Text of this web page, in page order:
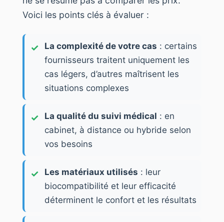
Voici les points clés à évaluer :
La complexité de votre cas : certains
fournisseurs traitent uniquement les
cas légers, d’autres maîtrisent les
situations complexes
La qualité du suivi médical : en
cabinet, à distance ou hybride selon
vos besoins
Les matériaux utilisés : leur
biocompatibilité et leur efficacité
déterminent le confort et les résultats